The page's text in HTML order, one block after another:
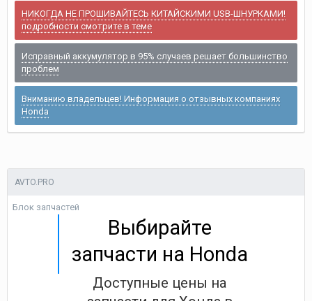
НИКОГДА НЕ ПРОШИВАЙТЕСЬ КИТАЙСКИМИ USB-ШНУРКАМИ!
подробности смотрите в теме
Исправный аккумулятор в 95% случаев решает большинство
проблем
Вниманию владельцев! Информация о отзывных компаниях
Honda
AVTO.PRO
Блок запчастей
Выбирайте
запчасти на Honda
Доступные цены на